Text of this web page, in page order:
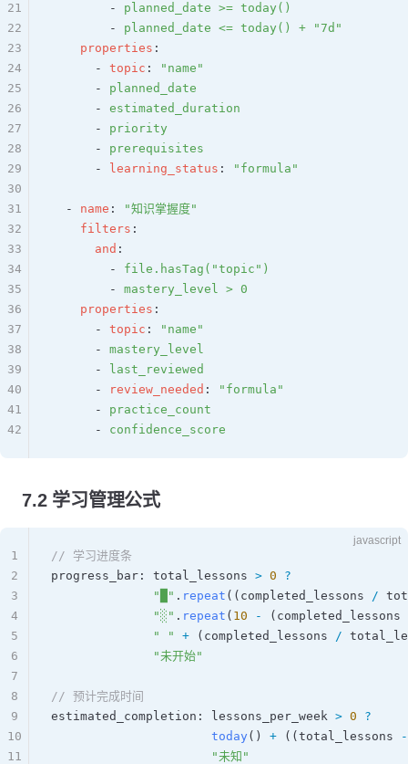
        -
planned_date >= today()
        -
planned_date <= today() + "7d"
    properties
:
      -
topic :
"name"
      -
planned_date
      -
estimated_duration
      -
priority
      -
prerequisites
      -
learning_status : "formula"
  -
name :
"知识掌握度"
    filters
:
      and
:
        -
file.hasTag("topic")
        -
mastery_level > 0
    properties
:
      -
topic :
"name"
      -
mastery_level
      -
last_reviewed
      -
review_needed :
"formula"
      -
practice_count
      -
confidence_score
21
22
23
24
25
26
27
28
29
30
31
32
33
34
35
36
37
38
39
40
41
42
7.2 学习管理公式
javascript
// 学习进度条
progress_bar : total_lessons > 0 ?
              "█"
. repeat (( completed_lessons /
              "░"
. repeat ( 10 - ( completed_lessons
              " "
+ ( completed_lessons /
              "未开始"
// 预计完成时间
estimated_completion : lessons_per_week > 0 ?
                      today
() + (( total_lessons -
                      "未知"
1
2
3
4
5
6
7
8
9
10
11